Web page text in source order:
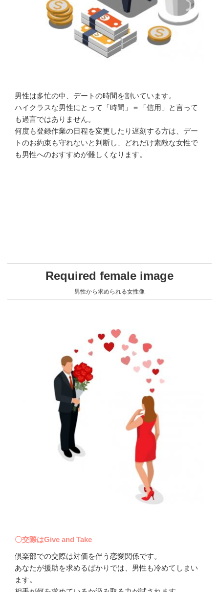
男性は多忙の中、デートの時間を割いています。
ハイクラスな男性にとって「時間」＝「信用」と言って
も過言ではありません。
何度も登録作業の日程を変更したり遅刻する方は、デー
トのお約束も守れないと判断し、どれだけ素敵な女性で
も男性へのおすすめが難しくなります。
Required female image
男性から求められる女性像
〇交際はGive and Take
倶楽部での交際は対価を伴う恋愛関係です。
あなたが援助を求めるばかりでは、男性も冷めてしまい
ます。